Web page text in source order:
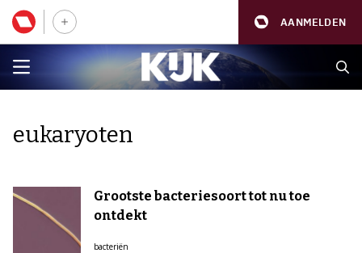
AANMELDEN
eukaryoten
Grootste bacteriesoort tot nu toe
ontdekt
bacteriën